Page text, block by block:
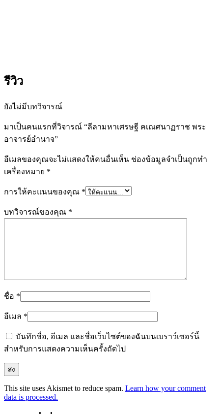
รีวิว
ยังไม่มีบทวิจารณ์
มาเป็นคนแรกที่วิจารณ์ “ลีลามหาเศรษฐี คเณศนาฏราช พระ
อาจารย์อำนาจ”
อีเมลของคุณจะไม่แสดงให้คนอื่นเห็น ช่องข้อมูลจำเป็นถูกทำ
เครื่องหมาย *
การให้คะแนนของคุณ *
บทวิจารณ์ของคุณ *
ชื่อ *
อีเมล *
บันทึกชื่อ, อีเมล และชื่อเว็บไซต์ของฉันบนเบราว์เซอร์นี้
สำหรับการแสดงความเห็นครั้งถัดไป
This site uses Akismet to reduce spam. Learn how your comment
data is processed.